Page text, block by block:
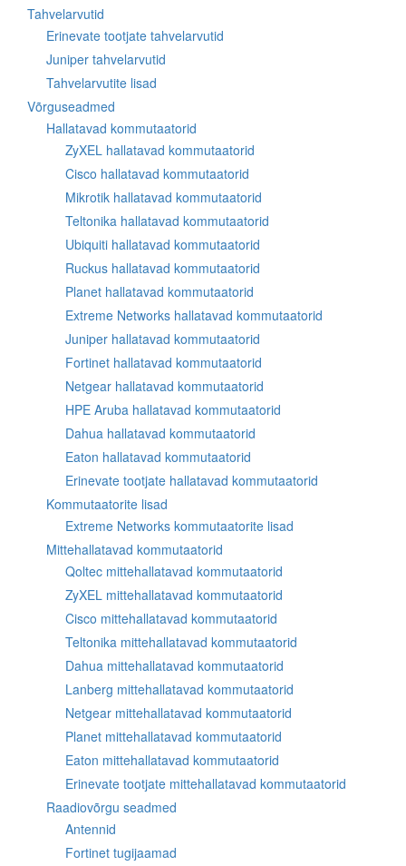
Tahvelarvutid
Erinevate tootjate tahvelarvutid
Juniper tahvelarvutid
Tahvelarvutite lisad
Võrguseadmed
Hallatavad kommutaatorid
ZyXEL hallatavad kommutaatorid
Cisco hallatavad kommutaatorid
Mikrotik hallatavad kommutaatorid
Teltonika hallatavad kommutaatorid
Ubiquiti hallatavad kommutaatorid
Ruckus hallatavad kommutaatorid
Planet hallatavad kommutaatorid
Extreme Networks hallatavad kommutaatorid
Juniper hallatavad kommutaatorid
Fortinet hallatavad kommutaatorid
Netgear hallatavad kommutaatorid
HPE Aruba hallatavad kommutaatorid
Dahua hallatavad kommutaatorid
Eaton hallatavad kommutaatorid
Erinevate tootjate hallatavad kommutaatorid
Kommutaatorite lisad
Extreme Networks kommutaatorite lisad
Mittehallatavad kommutaatorid
Qoltec mittehallatavad kommutaatorid
ZyXEL mittehallatavad kommutaatorid
Cisco mittehallatavad kommutaatorid
Teltonika mittehallatavad kommutaatorid
Dahua mittehallatavad kommutaatorid
Lanberg mittehallatavad kommutaatorid
Netgear mittehallatavad kommutaatorid
Planet mittehallatavad kommutaatorid
Eaton mittehallatavad kommutaatorid
Erinevate tootjate mittehallatavad kommutaatorid
Raadiovõrgu seadmed
Antennid
Fortinet tugijaamad